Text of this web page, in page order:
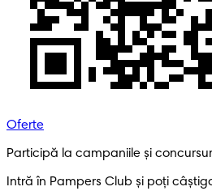
Oferte
Participă la campaniile și
Intră în Pampers Club și poți